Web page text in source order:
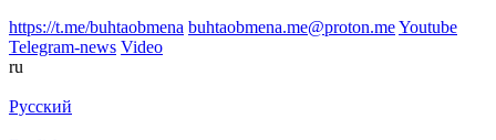
https://t.me/buhtaobmena buhtaobmena.me@proton.meYoutube
Telegram-news Video
ru
Русский